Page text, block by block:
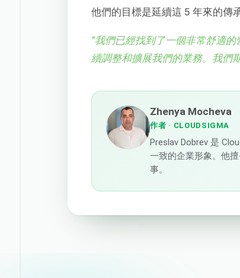
他們的目標是延續這 5 年來的傳
“我們已經找到了一個非常舒適
續調整和擴展我們的業務。我們
Zhenya Mocheva
作者 · CLOUDSIGMA
Preslav Dobrev 是
一致的企業形象。他
事。